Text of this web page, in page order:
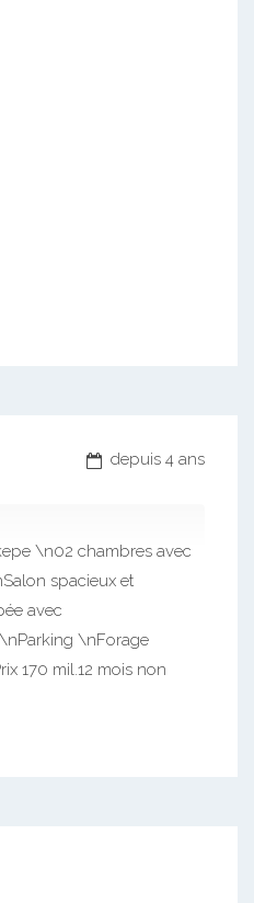
depuis 4 ans
\n02 chambres avec
spacieux et
avec
\nForage
170 mil.12 mois non